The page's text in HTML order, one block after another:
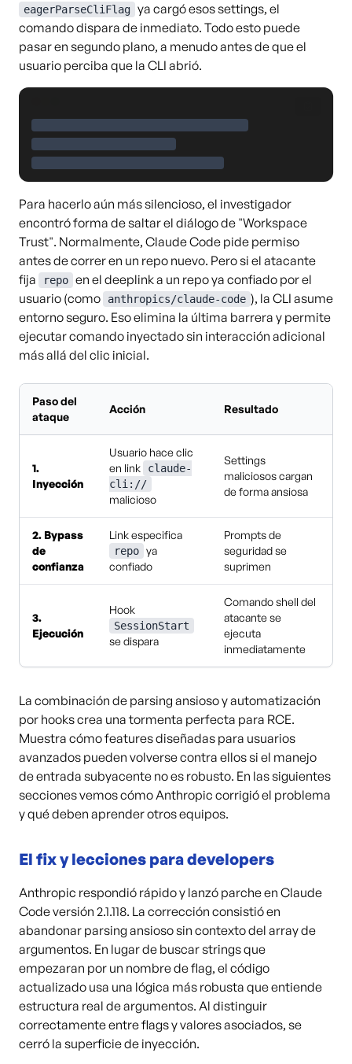
eagerParseCliFlag ya cargó esos settings, el
comando dispara de inmediato. Todo esto puede
pasar en segundo plano, a menudo antes de que el
usuario perciba que la CLI abrió.
Para hacerlo aún más silencioso, el investigador
encontró forma de saltar el diálogo de "Workspace
Trust". Normalmente, Claude Code pide permiso
antes de correr en un repo nuevo. Pero si el atacante
fija
repo en el deeplink a un repo ya confiado por el
usuario (como
anthropics/claude-code ), la CLI asume
entorno seguro. Eso elimina la última barrera y permite
ejecutar comando inyectado sin interacción adicional
más allá del clic inicial.
Paso del
ataque
Acción Resultado
1.
Inyección
Usuario hace clic
en link
claude-
cli://
malicioso
Settings
maliciosos cargan
de forma ansiosa
2. Bypass
de
confianza
Link especifica
repo ya
confiado
Prompts de
seguridad se
suprimen
3.
Ejecución
Hook
SessionStart
se dispara
Comando shell del
atacante se
ejecuta
inmediatamente
La combinación de parsing ansioso y automatización
por hooks crea una tormenta perfecta para RCE.
Muestra cómo features diseñadas para usuarios
avanzados pueden volverse contra ellos si el manejo
de entrada subyacente no es robusto. En las siguientes
secciones vemos cómo Anthropic corrigió el problema
y qué deben aprender otros equipos.
El fix y lecciones para developers
Anthropic respondió rápido y lanzó parche en Claude
Code versión 2.1.118. La corrección consistió en
abandonar parsing ansioso sin contexto del array de
argumentos. En lugar de buscar strings que
empezaran por un nombre de flag, el código
actualizado usa una lógica más robusta que entiende
estructura real de argumentos. Al distinguir
correctamente entre flags y valores asociados, se
cerró la superficie de inyección.